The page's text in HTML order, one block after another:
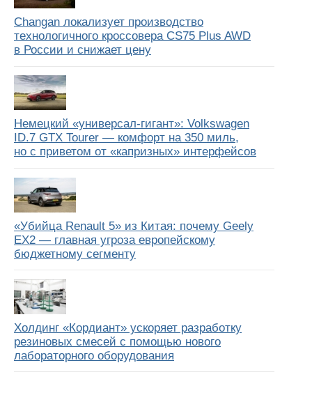
Changan локализует производство
технологичного кроссовера CS75 Plus AWD
в России и снижает цену
Немецкий «универсал-гигант»: Volkswagen
ID.7 GTX Tourer — комфорт на 350 миль,
но с приветом от «капризных» интерфейсов
«Убийца Renault 5» из Китая: почему Geely
EX2 — главная угроза европейскому
бюджетному сегменту
Холдинг «Кордиант» ускоряет разработку
резиновых смесей с помощью нового
лабораторного оборудования